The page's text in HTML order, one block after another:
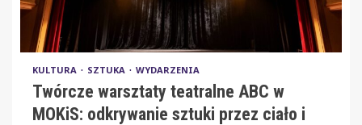
KULTURA SZTUKA WYDARZENIA
Twórcze warsztaty teatralne ABC w
MOKiS: odkrywanie sztuki przez ciało i